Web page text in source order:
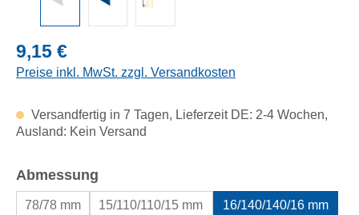
Regulärer Preis:
9,15 €
Preise inkl. MwSt. zzgl. Versandkosten
Versandfertig in 7 Tagen, Lieferzeit DE: 2-4 Wochen,
Ausland: Kein Versand
Abmessung
78/78 mm 15/110/110/15 mm 16/140/140/16 mm